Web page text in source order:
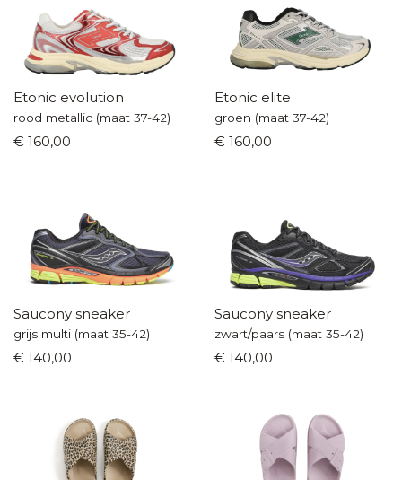
Etonic evolution
rood metallic (maat 37-42)
€ 160,00
Etonic elite
groen (maat 37-42)
€ 160,00
Saucony sneaker
grijs multi (maat 35-42)
€ 140,00
Saucony sneaker
zwart/paars (maat 35-42)
€ 140,00